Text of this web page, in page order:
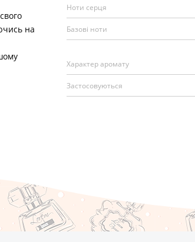
на
Ноти серця
Базові ноти
Характер аромату
Застосовуються